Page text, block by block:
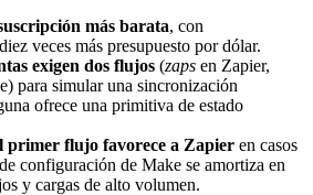
más barata, con
veces más presupuesto por dólar.
exigen dos flujos (zaps en Zapier,
para simular una sincronización
ofrece una primitiva de estado
primer flujo favorece a Zapier en casos
configuración de Make se amortiza en
y cargas de alto volumen.